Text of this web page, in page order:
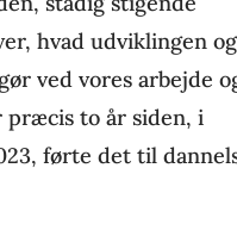
hvad udviklingen og
ved vores arbejde
præcis to år siden, i
førte det til